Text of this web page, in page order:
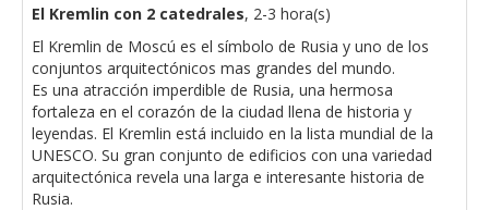
El Kremlin con 2 catedrales, 2-3 hora(s)
El Kremlin de Moscú es el símbolo de Rusia y uno de los
conjuntos arquitectónicos mas grandes del mundo.
Es una atracción imperdible de Rusia, una hermosa
fortaleza en el corazón de la ciudad llena de historia y
leyendas. El Kremlin está incluido en la lista mundial de la
UNESCO. Su gran conjunto de edificios con una variedad
arquitectónica revela una larga e interesante historia de
Rusia.